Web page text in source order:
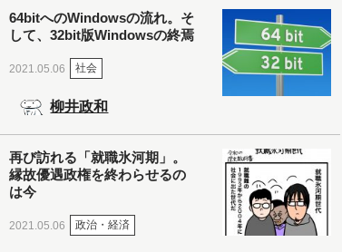
64bitへのWindowsの流れ。そ
して、32bit版Windowsの終焉
2021.05.06 社会
柳井政和
再び訪れる「就職氷河期」。
縁故優遇政権を終わらせるの
は今
2021.05.06 政治・経済